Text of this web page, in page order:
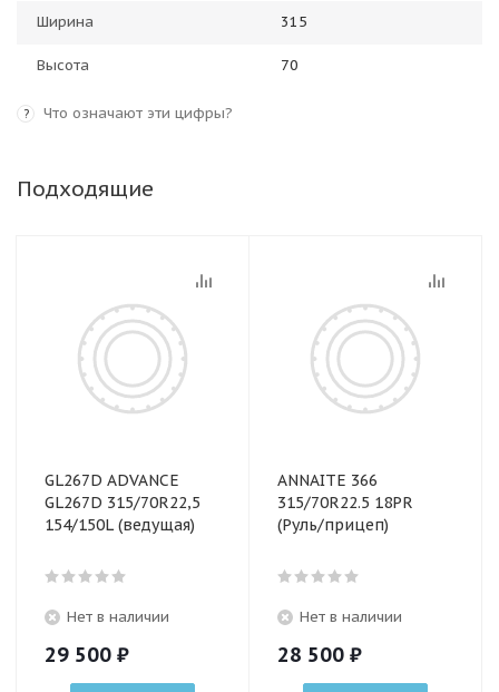
Ширина 315
Высота 70
? Что означают эти цифры?
Подходящие
GL267D ADVANCE
GL267D 315/70R22,5
154/150L (ведущая)
Нет в наличии
29 500 ₽
ANNAITE 366
315/70R22.5 18PR
(Руль/прицеп)
Нет в наличии
28 500 ₽